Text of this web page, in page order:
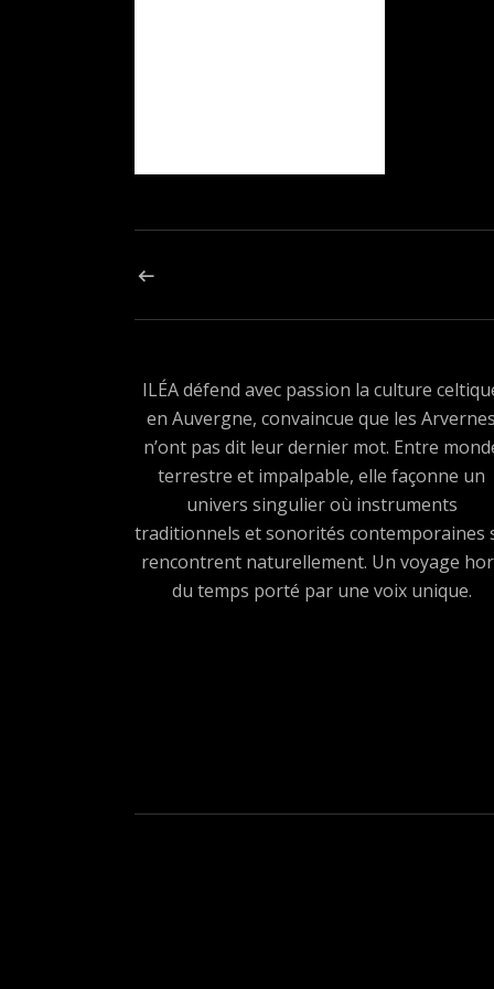
Navigation de l’article
ILÉA défend avec passion la culture
en Auvergne, convaincue que les Arvernes
n’ont pas dit leur dernier mot. Entre
terrestre et impalpable, elle façonne un
univers singulier où instruments
traditionnels et sonorités contemporaines
rencontrent naturellement. Un voyage
du temps porté par une voix unique.